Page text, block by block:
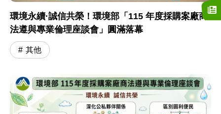
環境永續·誠信共榮！環境部「115 年度採購案廠商
法遵與專業倫理座談會」圓滿落幕
其他